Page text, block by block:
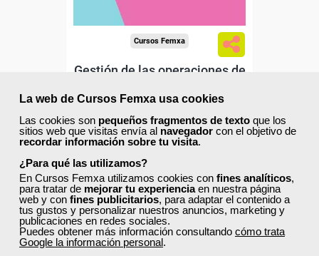
La web de Cursos Femxa usa cookies
Las cookies son pequeños fragmentos de texto que los
sitios web que visitas envía al navegador con el objetivo de
recordar información sobre tu visita.
¿Para qué las utilizamos?
En Cursos Femxa utilizamos cookies con fines analíticos,
para tratar de mejorar tu experienciaen nuestra página
web y con fines publicitarios, para adaptar el contenido a
tus gustos y personalizar nuestros anuncios, marketing y
publicaciones en redes sociales.
Puedes obtener más información consultando cómo trata
Google la información personal.
Cursos Femxa
Gestión de las operaciones de
Curso Gratuito
110 horas
Presencial - Aula virtual en Madrid
Matrícula cerrada
0 0